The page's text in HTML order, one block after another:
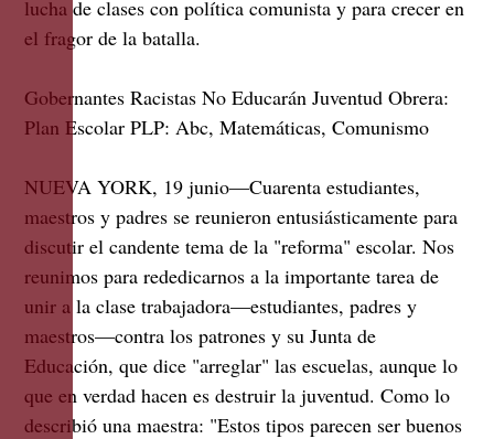
lucha de clases con política comunista y para crecer en
el fragor de la batalla.
Gobernantes Racistas No Educarán Juventud Obrera:
Plan Escolar PLP: Abc, Matemáticas, Comunismo
NUEVA YORK, 19 junio—Cuarenta estudiantes,
maestros y padres se reunieron entusiásticamente para
discutir el candente tema de la "reforma" escolar. Nos
reunimos para rededicarnos a la importante tarea de
unir a la clase trabajadora—estudiantes, padres y
maestros—contra los patrones y su Junta de
Educación, que dice "arreglar" las escuelas, aunque lo
que en verdad hacen es destruir la juventud. Como lo
describió una maestra: "Estos tipos parecen ser buenos